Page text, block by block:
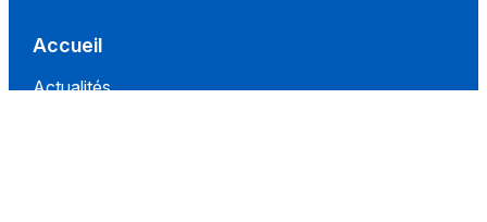
Accueil
Actualités